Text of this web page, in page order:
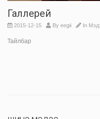
Галлерей
2015-12-15 By eegii In
Тайлбар